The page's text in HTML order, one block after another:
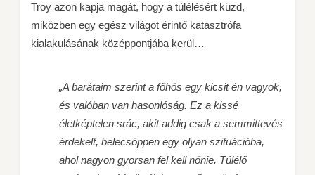
Troy azon kapja magát, hogy a túlélésért küzd,
miközben egy egész világot érintő katasztrófa
kialakulásának középpontjába kerül…
„A barátaim szerint a főhős egy kicsit én vagyok,
és valóban van hasonlóság. Ez a kissé
életképtelen srác, akit addig csak a semmittevés
érdekelt, belecsöppen egy olyan szituációba,
ahol nagyon gyorsan fel kell nőnie. Túlélő